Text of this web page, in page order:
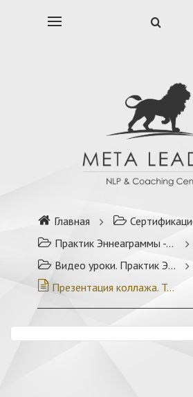
Главная
Сертификационный курс
Практик Эннеаграммы - модуль 1
Видео уроки. Практик Эннеаграммы - модуль 1
Презентация коллажа. Тип 1.